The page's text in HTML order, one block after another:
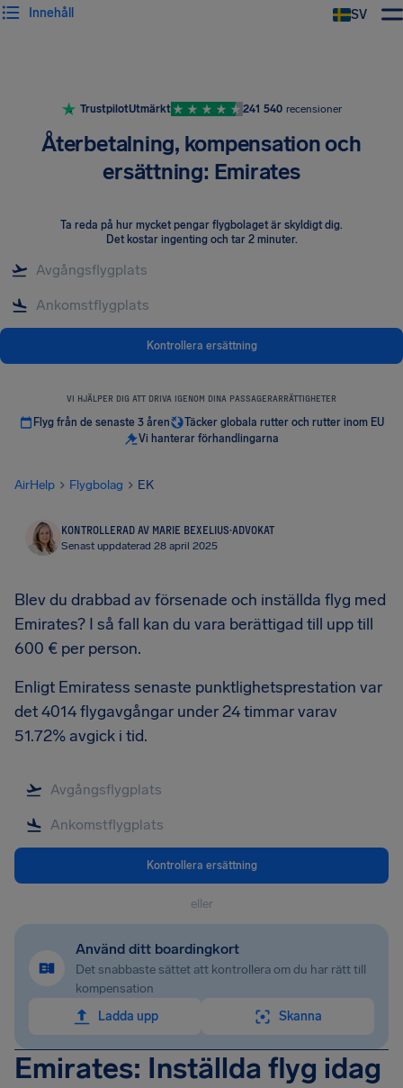
SV
Innehåll
TrustpilotUtmärkt 241 540 recensioner
Återbetalning, kompensation och
ersättning: Emirates
Ta reda på hur mycket pengar flygbolaget är skyldigt dig.
Det kostar ingenting och tar 2 minuter.
Kontrollera ersättning
VI HJÄLPER DIG ATT DRIVA IGENOM DINA PASSAGERARRÄTTIGHETER
Flyg från de senaste 3 åren
Täcker globala rutter och rutter inom EU
Vi hanterar förhandlingarna
AirHelp Flygbolag EK
KONTROLLERAD AV MARIE BEXELIUS·ADVOKAT
Senast uppdaterad 28 april 2025
Blev du drabbad av försenade och inställda flyg med
Emirates? I så fall kan du vara berättigad till upp till
600 € per person.
Enligt Emiratess senaste punktlighetsprestation var
det 4014 flygavgångar under 24 timmar varav
51.72% avgick i tid.
Kontrollera ersättning
eller
Använd ditt boardingkort
Det snabbaste sättet att kontrollera om du har rätt till
kompensation
Ladda upp
Skanna
Emirates: Inställda flyg idag